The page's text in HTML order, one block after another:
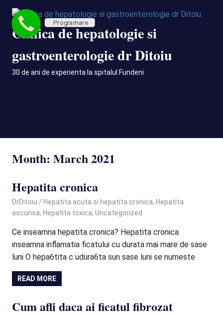
Skip
content
Clinica de hepatologie si
gastroenterologie dr Ditoiu
30 de ani de experienta la spitalul Fundeni
Month: March 2021
Hepatita cronica
March 16, 2021
DrDitoiu Hepatita acuta si hepatita cronica, Hepatita
ascunsa, Hepatita toxica, Uncategorized
Ce inseamna hepatita cronica? Hepatita cronica
inseamna inflamatia ficatului cu durata mai mare de sase
luni O hepa6tita c udura6ta sun sase luni se numeste
READ MORE
Cum afli daca ai ficatul fibrozat
Programare